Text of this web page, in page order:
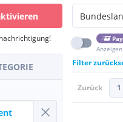
Filter
Zurück 1